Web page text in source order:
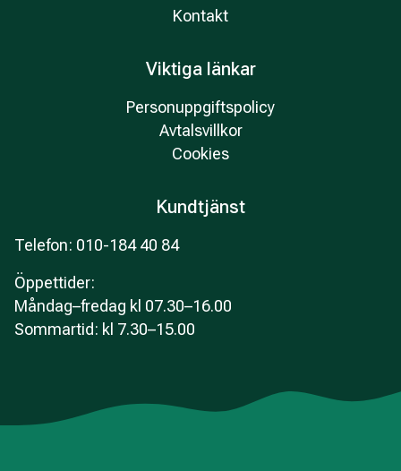
Kontakt
Viktiga länkar
Personuppgiftspolicy
Avtalsvillkor
Cookies
Kundtjänst
Telefon: 010-184 40 84
Öppettider:
Måndag–fredag kl 07.30–16.00
Sommartid: kl 7.30–15.00